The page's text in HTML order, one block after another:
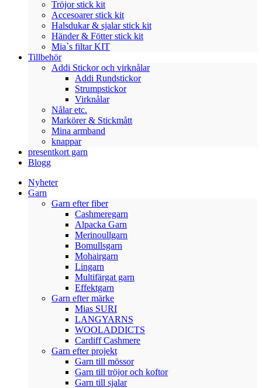
Tröjor stick kit
Accesoarer stick kit
Halsdukar & sjalar stick kit
Händer & Fötter stick kit
Mia`s filtar KIT
Tillbehör
Addi Stickor och virknålar
Addi Rundstickor
Strumpstickor
Virknålar
Nålar etc.
Markörer & Stickmått
Mina armband
knappar
presentkort garn
Blogg
Nyheter
Garn
Garn efter fiber
Cashmeregarn
Alpacka Garn
Merinoullgarn
Bomullsgarn
Mohairgarn
Lingarn
Multifärgat garn
Effektgarn
Garn efter märke
Mias SURI
LANGYARNS
WOOLADDICTS
Cardiff Cashmere
Garn efter projekt
Garn till mössor
Garn till tröjor och koftor
Garn till sjalar